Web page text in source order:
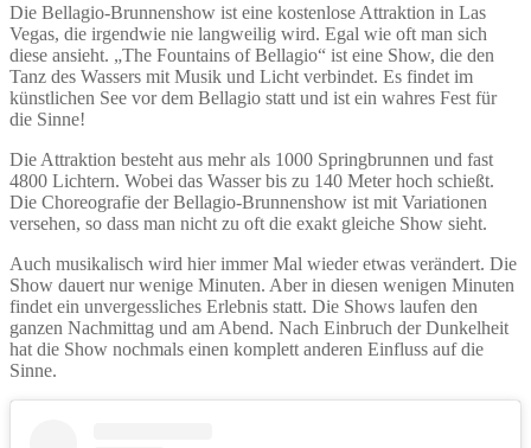
Die Bellagio-Brunnenshow ist eine kostenlose Attraktion in Las
Vegas, die irgendwie nie langweilig wird. Egal wie oft man sich
diese ansieht. „The Fountains of Bellagio“ ist eine Show, die den
Tanz des Wassers mit Musik und Licht verbindet. Es findet im
künstlichen See vor dem Bellagio statt und ist ein wahres Fest für
die Sinne!
Die Attraktion besteht aus mehr als 1000 Springbrunnen und fast
4800 Lichtern. Wobei das Wasser bis zu 140 Meter hoch schießt.
Die Choreografie der Bellagio-Brunnenshow ist mit Variationen
versehen, so dass man nicht zu oft die exakt gleiche Show sieht.
Auch musikalisch wird hier immer Mal wieder etwas verändert. Die
Show dauert nur wenige Minuten. Aber in diesen wenigen Minuten
findet ein unvergessliches Erlebnis statt. Die Shows laufen den
ganzen Nachmittag und am Abend. Nach Einbruch der Dunkelheit
hat die Show nochmals einen komplett anderen Einfluss auf die
Sinne.